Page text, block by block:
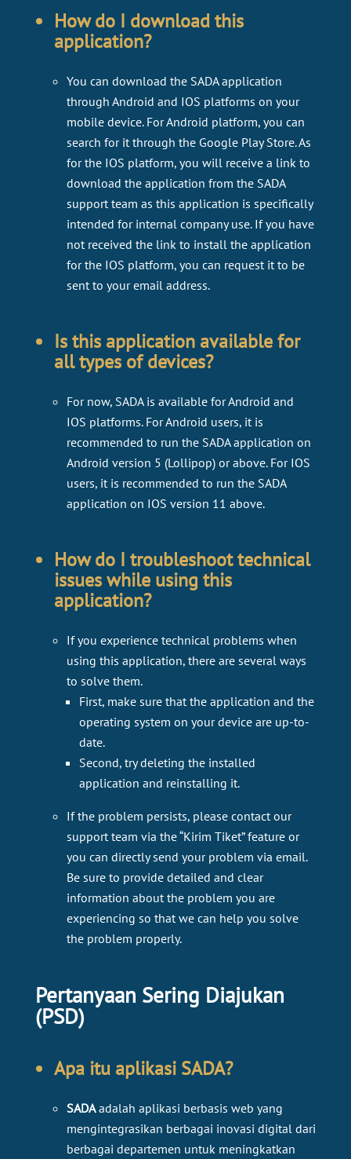
How do I download this
application?​​​​​
You can download the SADA application
through Android and IOS platforms on your
mobile device. For Android platform, you can
search for it through the Google Play Store. As
for the IOS platform, you will receive a link to
download the application from the SADA
support team as this application is specifically
intended for internal company use. If you have
not received the link to install the application
for the IOS platform, you can request it to be
sent to your email address.
Is this application available for
all types of devices?
For now, SADA is available for Android and
IOS platforms. For Android users, it is
recommended to run the SADA application on
Android version 5 (Lollipop) or above. For IOS
users, it is recommended to run the SADA
application on IOS version 11 above.
How do I troubleshoot technical
issues while using this
application?
If you experience technical problems when
using this application, there are several ways
to solve them.
First, make sure that the application and the
operating system on your device are up-to-
date.
Second, try deleting the installed
application and reinstalling it.
If the problem persists, please contact our
support team via the “Kirim Tiket” feature or
you can directly send your problem via email.
Be sure to provide detailed and clear
information about the problem you are
experiencing so that we can help you solve
the problem properly.
Pertanyaan Sering Diajukan
(PSD)
Apa itu aplikasi SADA?​​​​​
SADAadalah aplikasi berbasis web yang
mengintegrasikan berbagai inovasi digital dari
berbagai departemen untuk meningkatkan